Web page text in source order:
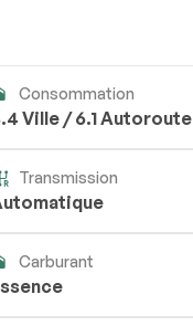
Consommation
Ville / 6.1 Autoroute
Transmission
Carburant